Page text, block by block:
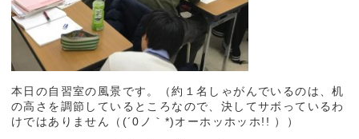
本日の自習室の風景です。（約１名しゃがんでいるのは、机
の高さを調節しているところなので、決してサボっているわ
けではありません（(´0ノ｀*)オーホッホッホ!! ））